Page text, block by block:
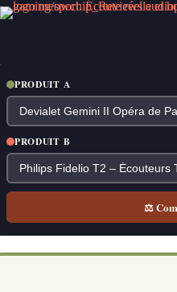
Passer
au
PRODUIT A
PRODUIT B
⚖